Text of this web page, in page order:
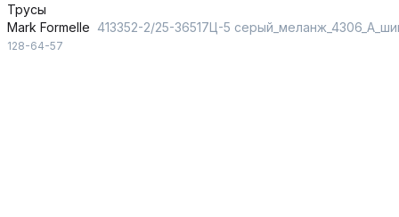
Трусы
Mark Formelle 413352-2/25-36517Ц-5
128-64-57